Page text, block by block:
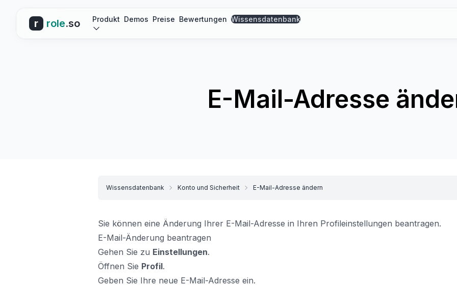
r role.so Produkt Demos Preise Bewertungen Wissensdatenbank
E-Mail-Adresse
Wissensdatenbank Konto und Sicherheit E-Mail-Adresse ändern
Sie können eine Änderung Ihrer E-Mail-Adresse in Ihren Profileinstellungen beantragen.
E-Mail-Änderung beantragen
Gehen Sie zu Einstellungen.
Öffnen Sie Profil.
Geben Sie Ihre neue E-Mail-Adresse ein.